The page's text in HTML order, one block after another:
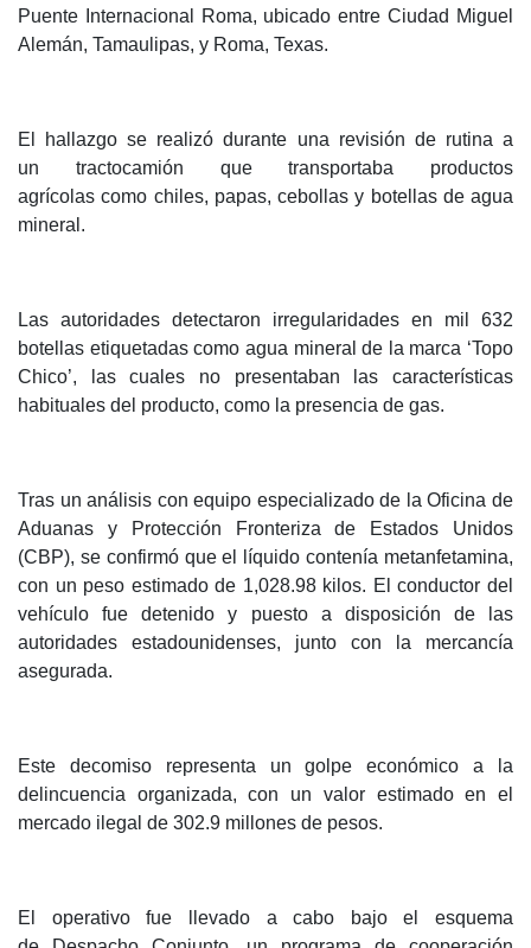
Puente Internacional Roma, ubicado entre Ciudad Miguel
Alemán, Tamaulipas, y Roma, Texas.
El hallazgo se realizó durante una revisión de rutina a
un tractocamión que transportaba productos
agrícolas como chiles, papas, cebollas y botellas de agua
mineral.
Las autoridades detectaron irregularidades en mil 632
botellas etiquetadas como agua mineral de la marca ‘Topo
Chico’, las cuales no presentaban las características
habituales del producto, como la presencia de gas.
Tras un análisis con equipo especializado de la Oficina de
Aduanas y Protección Fronteriza de Estados Unidos
(CBP), se confirmó que el líquido contenía metanfetamina,
con un peso estimado de 1,028.98 kilos. El conductor del
vehículo fue detenido y puesto a disposición de las
autoridades estadounidenses, junto con la mercancía
asegurada.
Este decomiso representa un golpe económico a la
delincuencia organizada, con un valor estimado en el
mercado ilegal de 302.9 millones de pesos.
El operativo fue llevado a cabo bajo el esquema